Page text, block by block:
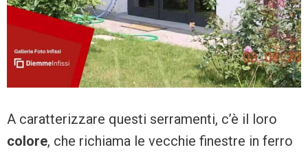
A caratterizzare questi serramenti, c’è il loro
colore, che richiama le vecchie finestre in ferro